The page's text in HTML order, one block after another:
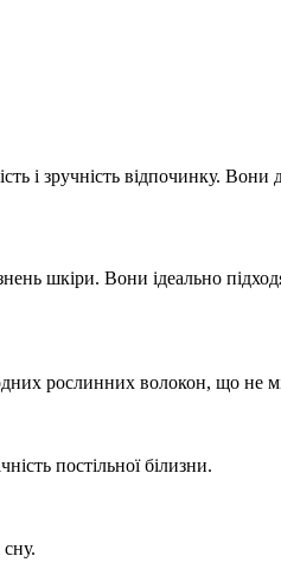
і зручність відпочинку.
шкіри. Вони ідеально
рослинних волокон, що не
постільної білизни.